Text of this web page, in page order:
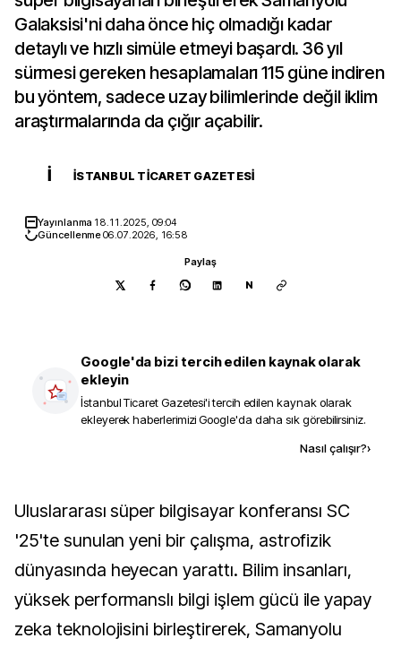
Galaksisi'ni daha önce hiç olmadığı kadar
detaylı ve hızlı simüle etmeyi başardı. 36 yıl
sürmesi gereken hesaplamaları 115 güne indiren
bu yöntem, sadece uzay bilimlerinde değil iklim
araştırmalarında da çığır açabilir.
İ İSTANBUL TICARET GAZETESI
Yayınlanma 18.11.2025, 09:04
Güncellenme06.07.2026, 16:58
Paylaş
N
Google'da bizi tercih edilen kaynak olarak
ekleyin
İstanbul Ticaret Gazetesi'i tercih edilen kaynak olarak
ekleyerek haberlerimizi Google'da daha sık görebilirsiniz.
Nasıl çalışır?›
Uluslararası süper bilgisayar konferansı SC
'25'te sunulan yeni bir çalışma, astrofizik
dünyasında heyecan yarattı. Bilim insanları,
yüksek performanslı bilgi işlem gücü ile yapay
zeka teknolojisini birleştirerek, Samanyolu